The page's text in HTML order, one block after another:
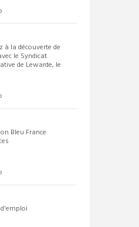
à la découverte de
le Syndicat
de Lewarde, le
Bleu France